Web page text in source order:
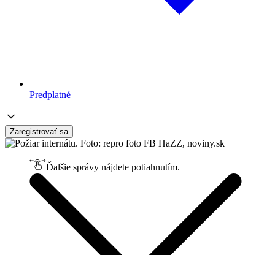
Predplatné
Zaregistrovať sa
Ďalšie správy nájdete potiahnutím.